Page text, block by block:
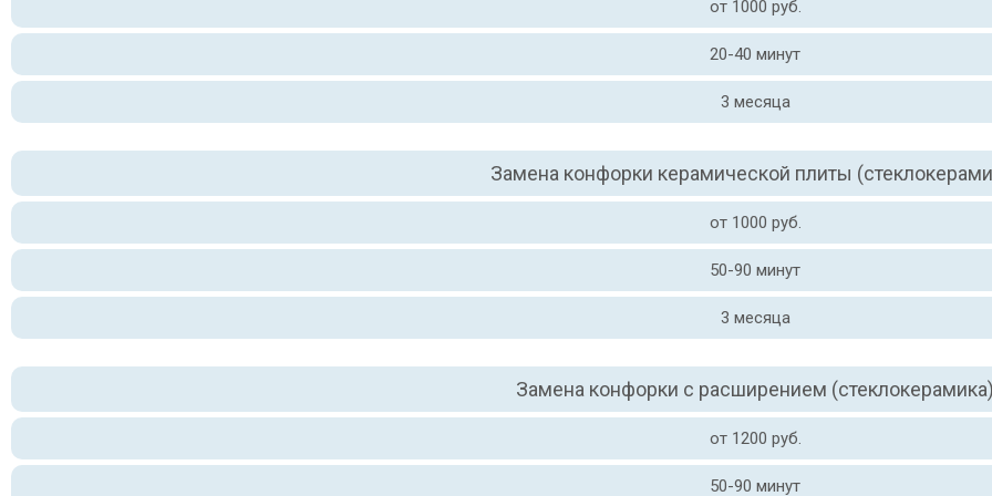
от 1000 руб.
20-40 минут
3 месяца
Замена конфорки керамической плиты
от 1000 руб.
50-90 минут
3 месяца
Замена конфорки с расширением (стеклокерамика)
от 1200 руб.
50-90 минут